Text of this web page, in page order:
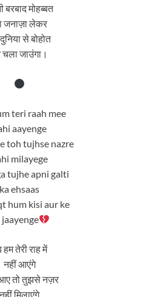
बरबाद मोहब्बत
जनाज़ा लेकर
से बोहोत
चला जाउंगा।
teri raah mee
aayenge
toh tujhse nazre
milayege
tujhe apni galti
ka ehsaas
hum kisi aur ke
jaayenge
तेरी राह में
नहीं आएंगे
तो तुझसे नज़र
नहीं मिलाएंगे